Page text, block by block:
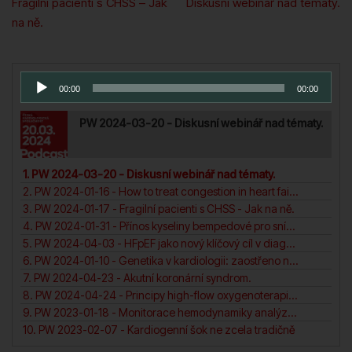
pro
příspěvek
na ně.
Audio
přehrávač00:00 00:00
PW 2024-03-20 - Diskusní webinář nad tématy.
1. PW 2024-03-20 - Diskusní webinář nad tématy.
2. PW 2024-01-16 - How to treat congestion in heart failure?
3. PW 2024-01-17 - Fragilní pacienti s CHSS - Jak na ně.
4. PW 2024-01-31 - Přínos kyseliny bempedové pro snížení KV rizika pacientů. N
5. PW 2024-04-03 - HFpEF jako nový klíčový cíl v diagnosticea léčbě srdečního selhání.
6. PW 2024-01-10 - Genetika v kardiologii: zaostřeno na (ne)dilatační a arytmogenní kardiomyopatii pravé komory.
7. PW 2024-04-23 - Akutní koronární syndrom.
8. PW 2024-04-24 - Principy high-flow oxygenoterapie v intenzivní péči. N
9. PW 2023-01-18 - Monitorace hemodynamiky analýza arteriální křivky.
10. PW 2023-02-07 - Kardiogenní šok ne zcela tradičně